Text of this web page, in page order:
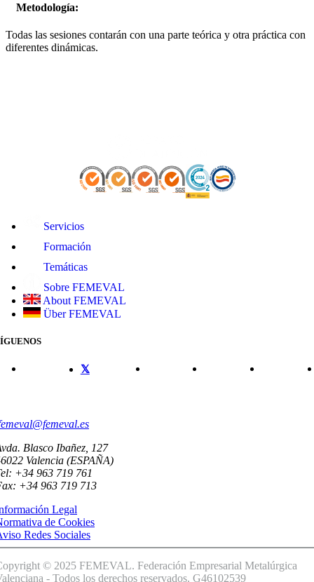
Metodología:
Todas las sesiones contarán con una parte teórica y otra práctica con
diferentes dinámicas.
Servicios
Formación
Temáticas
Sobre FEMEVAL
About FEMEVAL
Über FEMEVAL
Blasco Ibañez, 127
Valencia (ESPAÑA)
+34 963 719 761
+34 963 719 713
Legal
de Cookies
Redes Sociales
© 2025 FEMEVAL. Federación Empresarial Metalúrgica
- Todos los derechos reservados. G46102539